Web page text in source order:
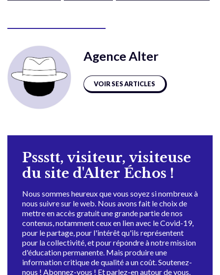
Agence Alter
VOIR SES ARTICLES
Pssstt, visiteur, visiteuse
du site d'Alter Échos !
Nous sommes heureux que vous soyez si nombreux à
nous suivre sur le web. Nous avons fait le choix de
mettre en accès gratuit une grande partie de nos
contenus, notamment ceux en lien avec le Covid-19,
pour le partage, pour l'intérêt qu'ils représentent
pour la collectivité, et pour répondre à notre mission
d'éducation permanente. Mais produire une
information critique de qualité a un coût. Soutenez-
nous ! Abonnez-vous ! Et parlez-en autour de vous.